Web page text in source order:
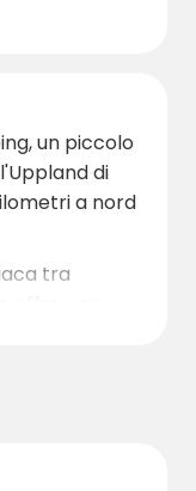
un piccolo
di
a nord
tra
una
e servizi.
lunghi